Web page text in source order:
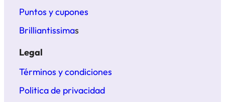
Puntos y cupones
Brilliantissimas
Legal
Términos y condiciones
Politica de privacidad